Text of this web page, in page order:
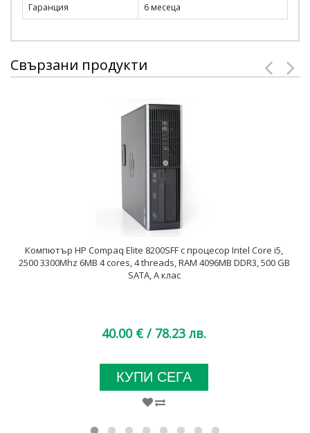
Гаранция
6 месеца
Свързани продукти
Компютър HP Compaq Elite 8200SFF с процесор Intel Core i5,
2500 3300Mhz 6MB 4 cores, 4 threads, RAM 4096MB DDR3, 500 GB
SATA, A клас
40.00 € / 78.23 лв.
КУПИ СЕГА